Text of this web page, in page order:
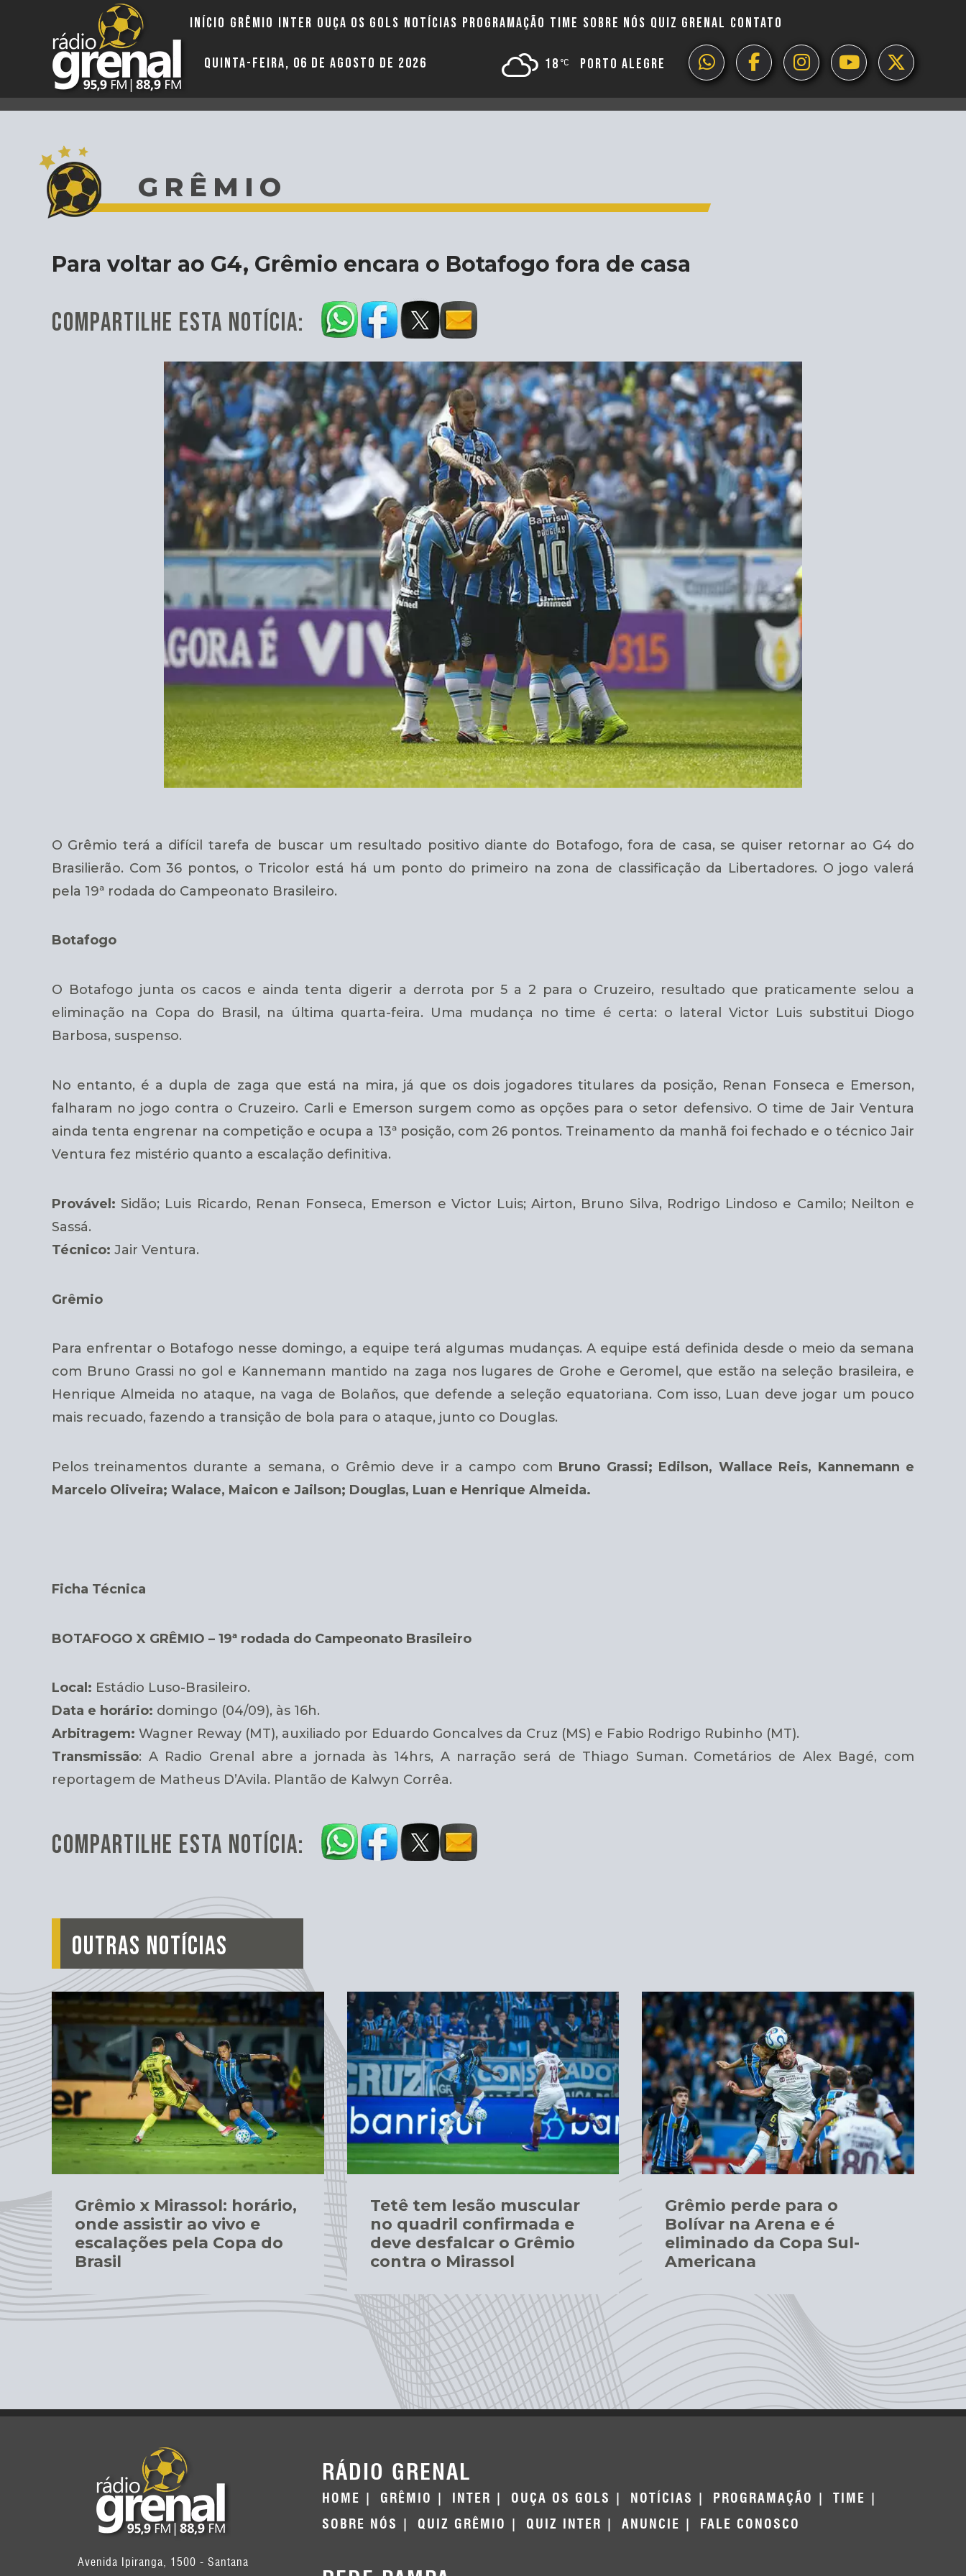
INÍCIO GRÊMIO INTER OUÇA OS GOLS NOTÍCIAS PROGRAMAÇÃO TIME SOBRE NÓS QUIZ GRENAL CONTATO
QUINTA-FEIRA, 06 DE AGOSTO DE 2026 PORTO ALEGRE
18
GRÊMIO
Para voltar ao G4, Grêmio encara o Botafogo fora de casa
COMPARTILHE ESTA NOTÍCIA:
O Grêmio terá a difícil tarefa de buscar um resultado positivo diante do Botafogo, fora de casa, se quiser retornar ao G4 do
Brasilierão. Com 36 pontos, o Tricolor está há um ponto do primeiro na zona de classificação da Libertadores. O jogo valerá
pela 19ª rodada do Campeonato Brasileiro.
Botafogo
O Botafogo junta os cacos e ainda tenta digerir a derrota por 5 a 2 para o Cruzeiro, resultado que praticamente selou a
eliminação na Copa do Brasil, na última quarta-feira. Uma mudança no time é certa: o lateral Victor Luis substitui Diogo
Barbosa, suspenso.
No entanto, é a dupla de zaga que está na mira, já que os dois jogadores titulares da posição, Renan Fonseca e Emerson,
falharam no jogo contra o Cruzeiro. Carli e Emerson surgem como as opções para o setor defensivo. O time de Jair Ventura
ainda tenta engrenar na competição e ocupa a 13ª posição, com 26 pontos. Treinamento da manhã foi fechado e o técnico Jair
Ventura fez mistério quanto a escalação definitiva.
Provável: Sidão; Luis Ricardo, Renan Fonseca, Emerson e Victor Luis; Airton, Bruno Silva, Rodrigo Lindoso e Camilo; Neilton e
Sassá.
Técnico: Jair Ventura.
Grêmio
Para enfrentar o Botafogo nesse domingo, a equipe terá algumas mudanças. A equipe está definida desde o meio da semana
com Bruno Grassi no gol e Kannemann mantido na zaga nos lugares de Grohe e Geromel, que estão na seleção brasileira, e
Henrique Almeida no ataque, na vaga de Bolaños, que defende a seleção equatoriana. Com isso, Luan deve jogar um pouco
mais recuado, fazendo a transição de bola para o ataque, junto co Douglas.
Pelos treinamentos durante a semana, o Grêmio deve ir a campo com Bruno Grassi; Edilson, Wallace Reis, Kannemann e
Marcelo Oliveira; Walace, Maicon e Jailson; Douglas, Luan e Henrique Almeida.
Ficha Técnica
BOTAFOGO X GRÊMIO – 19ª rodada do Campeonato Brasileiro
Local: Estádio Luso-Brasileiro.
Data e horário: domingo (04/09), às 16h.
Arbitragem: Wagner Reway (MT), auxiliado por Eduardo Goncalves da Cruz (MS) e Fabio Rodrigo Rubinho (MT).
Transmissão: A Radio Grenal abre a jornada às 14hrs, A narração será de Thiago Suman. Cometários de Alex Bagé, com
reportagem de Matheus D’Avila. Plantão de Kalwyn Corrêa.
COMPARTILHE ESTA NOTÍCIA:
OUTRAS NOTÍCIAS
Grêmio x Mirassol: horário,
onde assistir ao vivo e
escalações pela Copa do
Brasil
Tetê tem lesão muscular
no quadril confirmada e
deve desfalcar o Grêmio
contra o Mirassol
Grêmio perde para o
Bolívar na Arena e é
eliminado da Copa Sul-
Americana
Avenida Ipiranga, 1500 - Santana
RÁDIO GRENAL
HOME GRÊMIO INTER OUÇA OS GOLS NOTÍCIAS PROGRAMAÇÃO
TIME
SOBRE NÓS
QUIZ GRÊMIO QUIZ INTER ANUNCIE FALE CONOSCO